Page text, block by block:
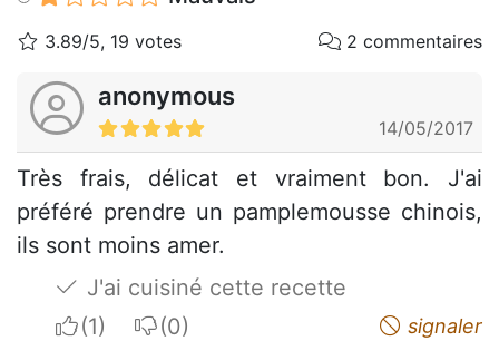
3.89/5, 19 votes 2 commentaires
anonymous
14/05/2017
Très frais, délicat et vraiment bon. J'ai
préféré prendre un pamplemousse chinois,
ils sont moins amer.
J'ai cuisiné cette recette
I apreciateI do not appreciate signaler